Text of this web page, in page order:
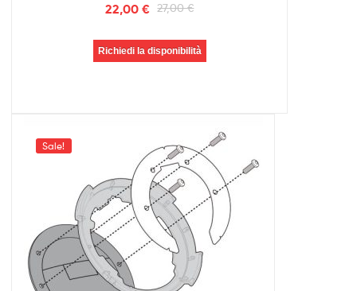
27,00€
22,00 €
Richiedi la disponibilità
Sale!